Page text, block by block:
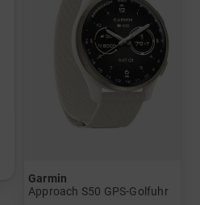
Garmin
Approach S50 GPS-Golfuhr